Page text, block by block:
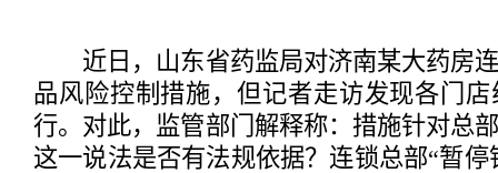
近日，山东省药监局对济南某大药房连
品风险控制措施，但记者走访发现各门
行。对此，监管部门解释称：措施针对总
这一说法是否有法规依据？连锁总部“暂停